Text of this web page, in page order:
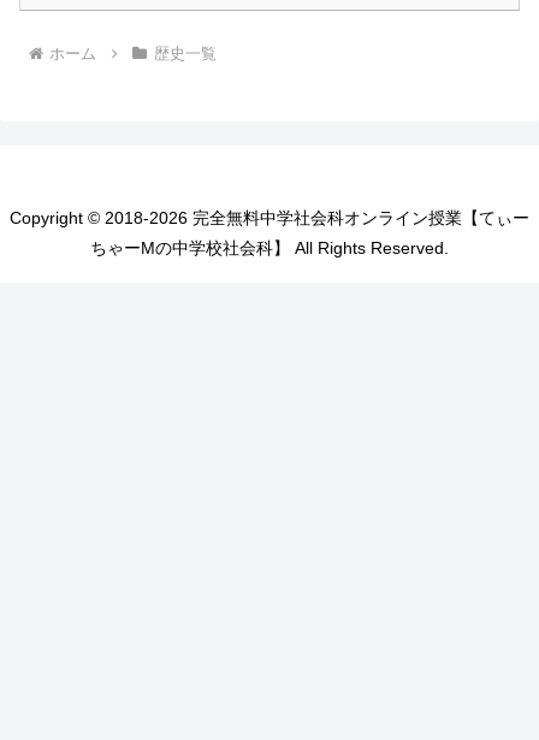
ホーム 歴史一覧
Copyright © 2018-2026 完全無料中学社会科オンライン授業【てぃー
ちゃーMの中学校社会科】 All Rights Reserved.